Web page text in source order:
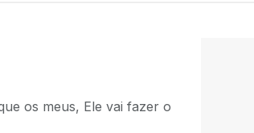
os meus, Ele vai fazer o